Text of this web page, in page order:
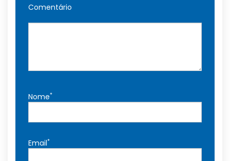
Comentário
Nome*
Email*